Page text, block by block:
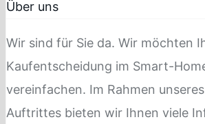
Über uns
Wir sind für Sie da. Wir möchten
Kaufentscheidung im Smart-
vereinfachen. Im Rahmen
Auftrittes bieten wir Ihnen viele